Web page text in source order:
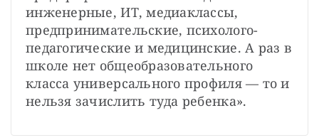
инженерные, ИТ, медиаклассы,
предпринимательские, психолого-
педагогические и медицинские. А раз в
школе нет общеобразовательного
класса универсального профиля — то и
нельзя зачислить туда ребенка».